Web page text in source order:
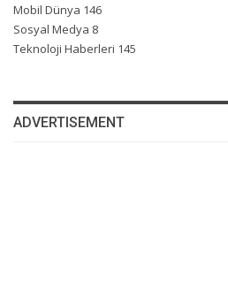
Mobil Dünya 146
Sosyal Medya 8
Teknoloji Haberleri 145
ADVERTISEMENT